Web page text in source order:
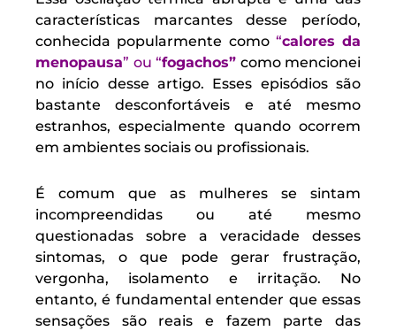
características marcantes desse período,
conhecida popularmente como “calores da
menopausa” ou “fogachos” como mencionei
no início desse artigo. Esses episódios são
bastante desconfortáveis e até mesmo
estranhos, especialmente quando ocorrem
em ambientes sociais ou profissionais.
É comum que as mulheres se sintam
incompreendidas ou até mesmo
questionadas sobre a veracidade desses
sintomas, o que pode gerar frustração,
vergonha, isolamento e irritação. No
entanto, é fundamental entender que essas
sensações são reais e fazem parte das